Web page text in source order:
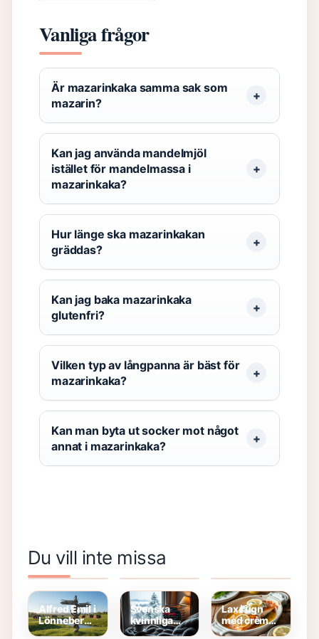
Vanliga frågor
Är mazarinkaka samma sak som
mazarin?
Kan jag använda mandelmjöl
istället för mandelmassa i
mazarinkaka?
Hur länge ska mazarinkakan
gräddas?
Kan jag baka mazarinkaka
glutenfri?
Vilken typ av långpanna är bäst för
mazarinkaka?
Kan man byta ut socker mot något
annat i mazarinkaka?
Du vill inte missa
Statistik
Espanyol
mot Real
H2H,
resultat och
fakta
1 Tum till
MM – Exakt
och tips
körkort och
bästa
modeller
Alfred Emil i
Lönneberga
– Äventyr
Svenska
kvinnliga
författare
Lax i ugn
med crème
fraîche och